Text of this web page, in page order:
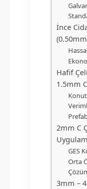
İnce
Hafif
1.5mm
2mm C
GES
Orta
3mm –